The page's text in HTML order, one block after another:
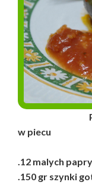
Papryczki
w piecu
.12 malych
.150 gr szynki